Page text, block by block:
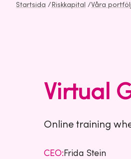
Startsida / Riskkapital /Våra
Virtual
Online training
CEO:Frida Stein